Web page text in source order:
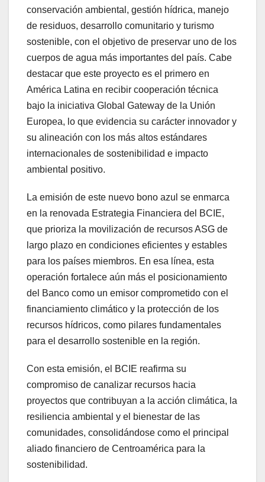
conservación ambiental, gestión hídrica, manejo
de residuos, desarrollo comunitario y turismo
sostenible, con el objetivo de preservar uno de los
cuerpos de agua más importantes del país. Cabe
destacar que este proyecto es el primero en
América Latina en recibir cooperación técnica
bajo la iniciativa Global Gateway de la Unión
Europea, lo que evidencia su carácter innovador y
su alineación con los más altos estándares
internacionales de sostenibilidad e impacto
ambiental positivo.
La emisión de este nuevo bono azul se enmarca
en la renovada Estrategia Financiera del BCIE,
que prioriza la movilización de recursos ASG de
largo plazo en condiciones eficientes y estables
para los países miembros. En esa línea, esta
operación fortalece aún más el posicionamiento
del Banco como un emisor comprometido con el
financiamiento climático y la protección de los
recursos hídricos, como pilares fundamentales
para el desarrollo sostenible en la región.
Con esta emisión, el BCIE reafirma su
compromiso de canalizar recursos hacia
proyectos que contribuyan a la acción climática, la
resiliencia ambiental y el bienestar de las
comunidades, consolidándose como el principal
aliado financiero de Centroamérica para la
sostenibilidad.